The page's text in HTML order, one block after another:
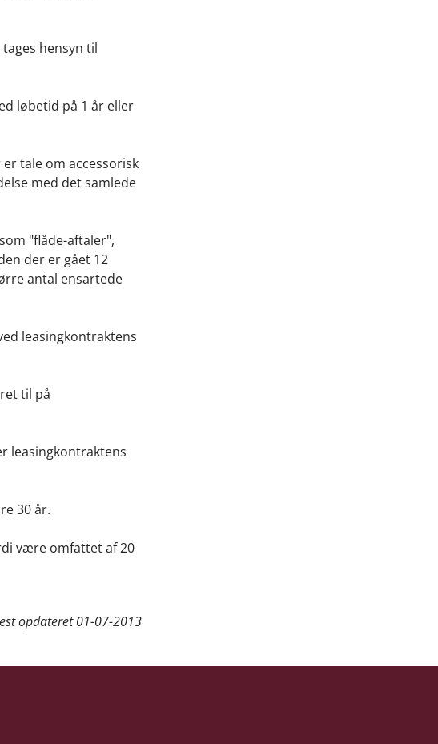
hensyn til
løbetid på 1 år eller
tale om accessorisk
med det samlede
"flåde-aftaler",
der er gået 12
antal ensartede
leasingkontraktens
til på
leasingkontraktens
30 år.
være omfattet af 20
opdateret01-07-2013